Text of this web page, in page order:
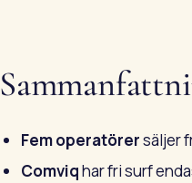
Fem operatörersäljer
Comviqhar fri surf